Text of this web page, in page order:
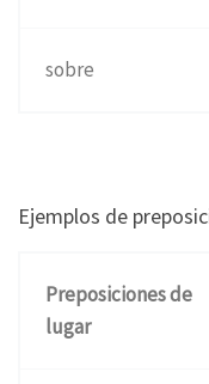
sobre
Ejemplos de
Preposiciones de
lugar